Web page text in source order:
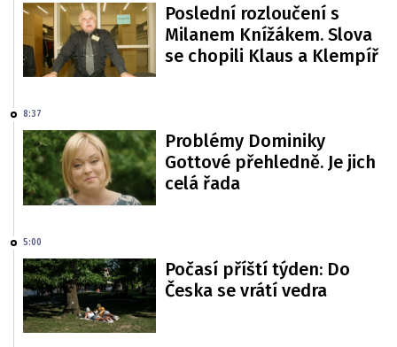
Poslední rozloučení s
Milanem Knížákem. Slova
se chopili Klaus a Klempíř
8:37
Problémy Dominiky
Gottové přehledně. Je jich
celá řada
5:00
Počasí příští týden: Do
Česka se vrátí vedra